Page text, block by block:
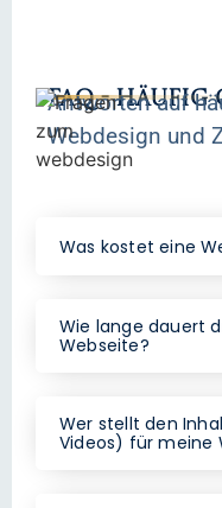
FAQ -
Antworten auf
Webdesign und
Was kostet eine
Wie lange dauert
Webseite?
Wer stellt den
Videos) für meine